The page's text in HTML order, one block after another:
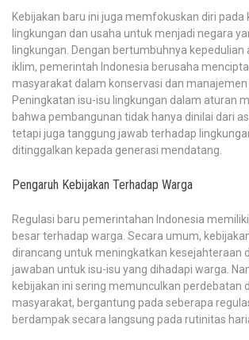
Kebijakan baru ini juga memfokuskan diri pada
lingkungan dan usaha untuk menjadi negara
lingkungan. Dengan bertumbuhnya kepedulian
iklim, pemerintah Indonesia berusaha
masyarakat dalam konservasi dan manajemen
Peningkatan isu-isu lingkungan dalam aturan
bahwa pembangunan tidak hanya dinilai dari
tetapi juga tanggung jawab terhadap
ditinggalkan kepada generasi mendatang.
Pengaruh Kebijakan Terhadap Warga
Regulasi baru pemerintahan Indonesia
besar terhadap warga. Secara umum,
dirancang untuk meningkatkan kesejahteraan
jawaban untuk isu-isu yang dihadapi warga.
kebijakan ini sering memunculkan perdebatan
masyarakat, bergantung pada seberapa
berdampak secara langsung pada rutinitas